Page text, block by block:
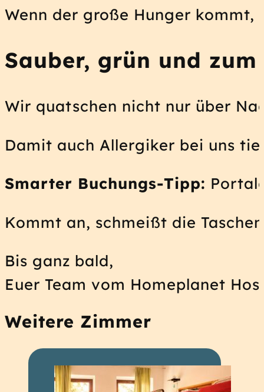
Wenn der große Hunger
Sauber, grün und zum
Wir quatschen nicht nur über
Damit auch Allergiker bei uns
Smarter Buchungs-Tipp:
Kommt an, schmeißt die
Bis ganz bald,
Euer Team vom Homeplanet
Weitere Zimmer